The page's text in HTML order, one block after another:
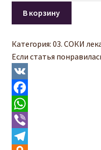
В корзину
Категория: 03. СОКИ
Если статья
V
K
F
a
c
W
h
V